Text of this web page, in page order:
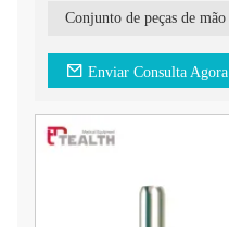
Enviar Consulta Agora